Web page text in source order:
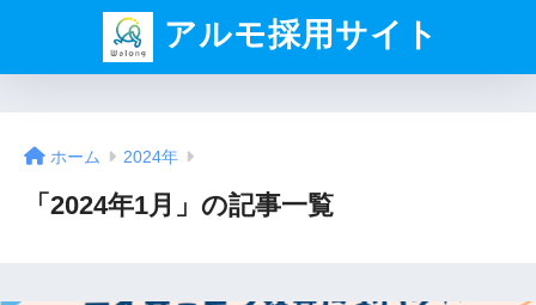
アルモ採用サイト
ホーム 2024年
「2024年1月」の記事一覧